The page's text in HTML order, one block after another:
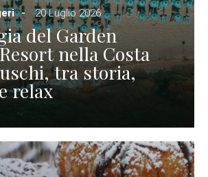
20 Luglio 2026
del Garden
nella Costa
tra storia,
relax